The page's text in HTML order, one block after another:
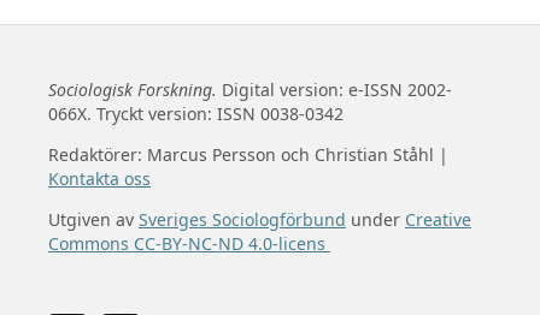
Sociologisk Forskning. Digital version: e-ISSN 2002-
066X. Tryckt version: ISSN 0038-0342
Redaktörer: Marcus Persson och Christian Ståhl |
Kontakta oss
Utgiven av Sveriges Sociologförbund under Creative
Commons CC-BY-NC-ND 4.0-licens